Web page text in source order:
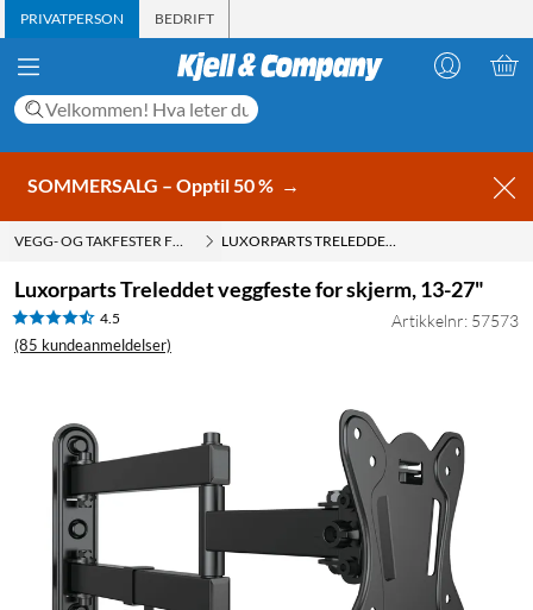
PRIVATPERSON BEDRIFT
SOMMERSALG – Opptil 50 % →
VEGG- OG TAKFESTER FOR TV LUXORPARTS TRELEDDET VEGGFESTE FOR SKJERM, 13-27"
Luxorparts Treleddet veggfeste for skjerm, 13-27"
4.5
(85 kundeanmeldelser)
Artikkelnr: 57573